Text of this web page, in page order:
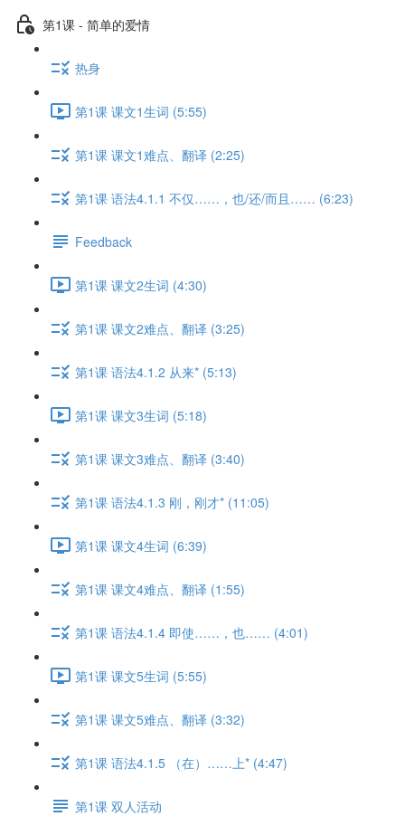
第1课 - 简单的爱情
热身
第1课 课文1生词 (5:55)
第1课 课文1难点、翻译 (2:25)
第1课 语法4.1.1 不仅……，也/还/而且…… (6:23)
Feedback
第1课 课文2生词 (4:30)
第1课 课文2难点、翻译 (3:25)
第1课 语法4.1.2 从来* (5:13)
第1课 课文3生词 (5:18)
第1课 课文3难点、翻译 (3:40)
第1课 语法4.1.3 刚，刚才* (11:05)
第1课 课文4生词 (6:39)
第1课 课文4难点、翻译 (1:55)
第1课 语法4.1.4 即使……，也…… (4:01)
第1课 课文5生词 (5:55)
第1课 课文5难点、翻译 (3:32)
第1课 语法4.1.5 （在）……上* (4:47)
第1课 双人活动